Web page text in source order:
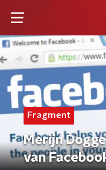
Fragment
Merijn
van